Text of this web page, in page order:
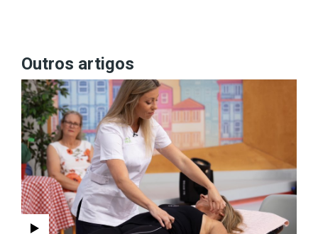
Outros artigos